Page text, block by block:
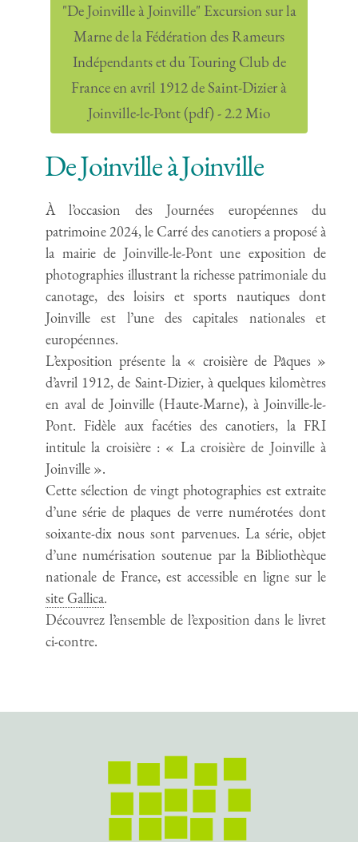
"De Joinville à Joinville" Excursion sur la
Marne de la Fédération des Rameurs
Indépendants et du Touring Club de
France en avril 1912 de Saint-Dizier à
Joinville-le-Pont (pdf) - 2.2 Mio
De Joinville à Joinville
À l’occasion des Journées européennes du
patrimoine 2024, le Carré des canotiers a proposé à
la mairie de Joinville-le-Pont une exposition de
photographies illustrant la richesse patrimoniale du
canotage, des loisirs et sports nautiques dont
Joinville est l’une des capitales nationales et
européennes.
L’exposition présente la « croisière de Pâques »
d’avril 1912, de Saint-Dizier, à quelques kilomètres
en aval de Joinville (Haute-Marne), à Joinville-le-
Pont. Fidèle aux facéties des canotiers, la FRI
intitule la croisière : « La croisière de Joinville à
Joinville ».
Cette sélection de vingt photographies est extraite
d’une série de plaques de verre numérotées dont
soixante-dix nous sont parvenues. La série, objet
d’une numérisation soutenue par la Bibliothèque
nationale de France, est accessible en ligne sur le
site Gallica.
Découvrez l’ensemble de l’exposition dans le livret
ci-contre.